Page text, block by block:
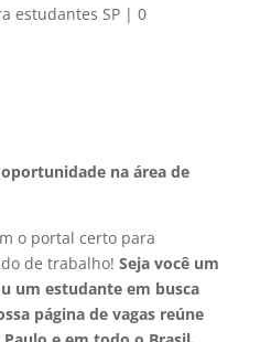
estudantes SP| 0
na área de
o portal certo para
de trabalho! Seja você um
um estudante em busca
página de vagas reúne